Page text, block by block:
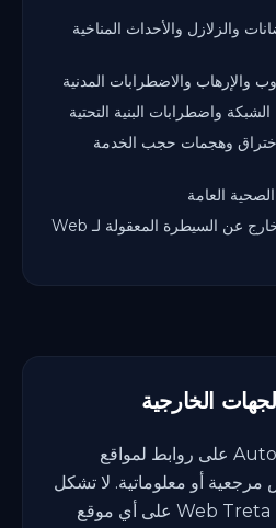
والزلازل والأحداث المناخية
والإرهاب والاضطرابات المدنية
واضطرابات البنية التحتية
وهجمات حجب الخدمة
العامة
أي حادثة أو ظرف آخر خارج عن السيطرة المعقولة لـ Web
الخارجية
قد يحتوي AutoClicker.org على روابط لمواقع
مرجعية أو معلوماتية. لا تشكل
هذه الروابط موافقة من Web Treta على أي موقع